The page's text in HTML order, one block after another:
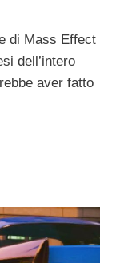
di Mass Effect
dell’intero
aver fatto